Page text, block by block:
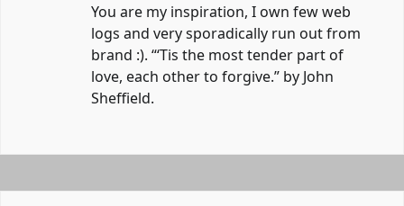
You are my inspiration, I own few web
logs and very sporadically run out from
brand :). “‘Tis the most tender part of
love, each other to forgive.” by John
Sheffield.